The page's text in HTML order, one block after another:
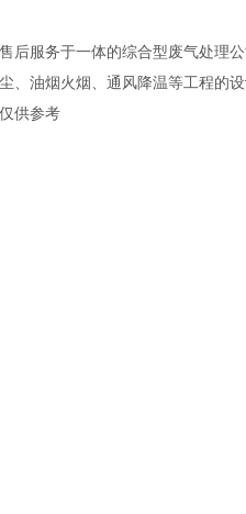
后服务于一体的综合型废气处理公
、油烟火烟、通风降温等工程的
供参考